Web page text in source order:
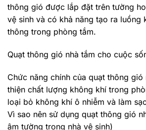
thông gió được lắp đặt trên tường
vệ sinh và có khả năng tạo ra luồng
thông trong phòng tắm.
Quạt thông gió nhà tắm cho cuộc
Chức năng chính của quạt thông gió
thiện chất lượng không khí trong
loại bỏ không khí ô nhiễm và làm
Vì sao nên sử dụng quạt thông gió
âm tường trong nhà vệ sinh)